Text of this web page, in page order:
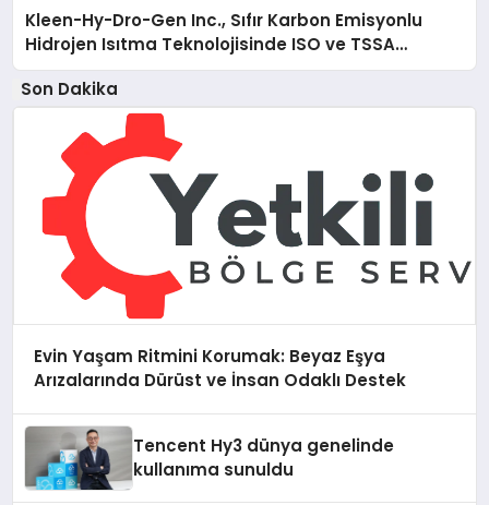
Kleen-Hy-Dro-Gen Inc., Sıfır Karbon Emisyonlu
Hidrojen Isıtma Teknolojisinde ISO ve TSSA
Düzenleyici Onaylarını Aldı
Son Dakika
Evin Yaşam Ritmini Korumak: Beyaz Eşya
Arızalarında Dürüst ve İnsan Odaklı Destek
Tencent Hy3 dünya genelinde
kullanıma sunuldu